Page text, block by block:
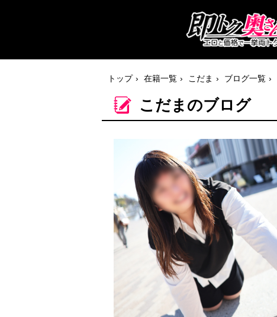
トップ 在籍一覧 こだま ブログ一覧
こだまのブログ